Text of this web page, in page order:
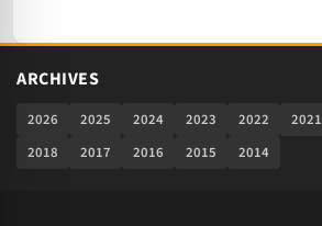
ARCHIVES
2026 2025 2024 2023 2022 2021
2018
2017 2016 2015 2014